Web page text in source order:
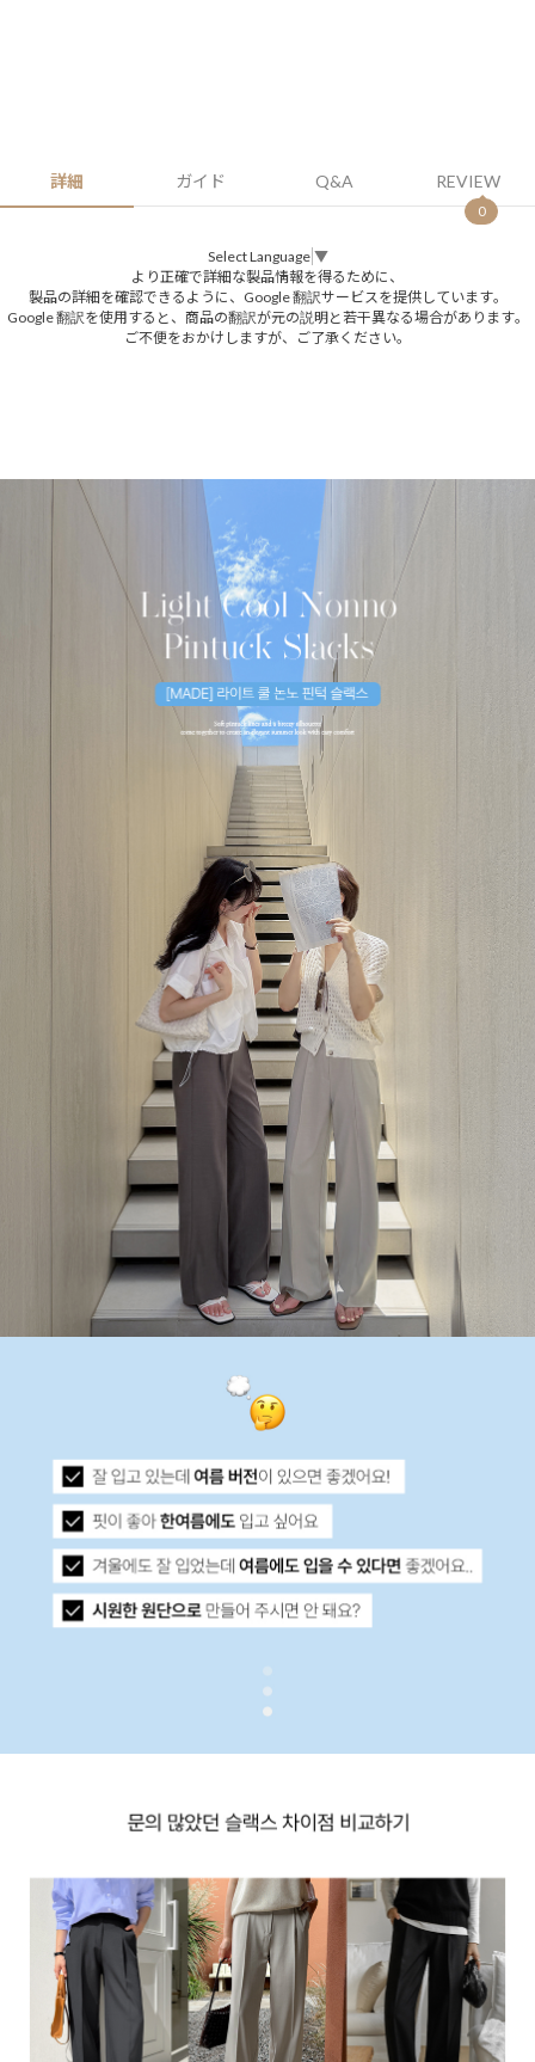
詳細 ガイド Q&A REVIEW
0
Select Language ▼
より正確で詳細な製品情報を得るために、
製品の詳細を確認できるように、Google 翻訳サービスを提供しています。
Google 翻訳を使用すると、商品の翻訳が元の説明と若干異なる場合があります。
ご不便をおかけしますが、ご了承ください。